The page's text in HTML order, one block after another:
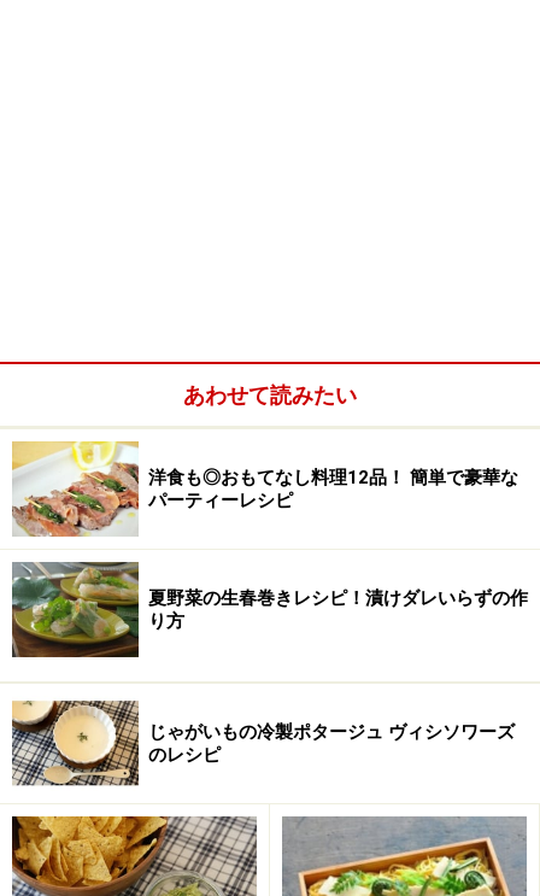
水
（または牛すじ肉の煮汁）
100ml
バゲット
あわせて読みたい
洋食も◎おもてなし料理12品！ 簡単で豪華な
パーティーレシピ
夏野菜の生春巻きレシピ！漬けダレいらずの作
り方
じゃがいもの冷製ポタージュ ヴィシソワーズ
のレシピ